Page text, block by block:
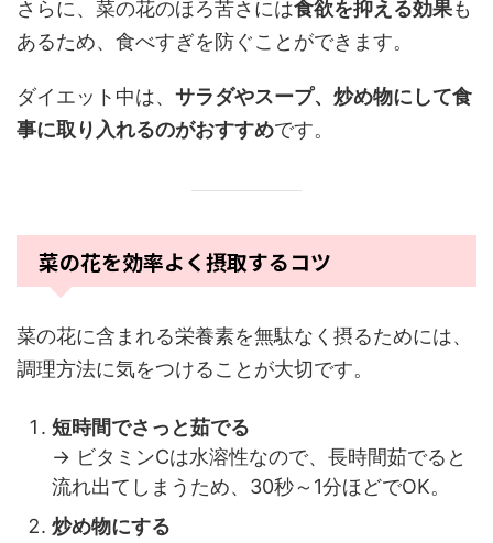
さらに、菜の花のほろ苦さには食欲を抑える効果も
あるため、食べすぎを防ぐことができます。
ダイエット中は、 サラダやスープ、炒め物にして食
事に取り入れるのがおすすめです。
菜の花を効率よく摂取するコツ
菜の花に含まれる栄養素を無駄なく摂るためには、
調理方法に気をつけることが大切です。
短時間でさっと茹でる
→ ビタミンCは水溶性なので、長時間茹でると
流れ出てしまうため、30秒～1分ほどでOK。
炒め物にする